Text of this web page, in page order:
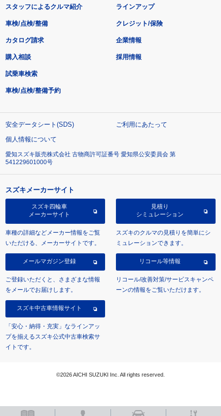
スタッフによるクルマ紹介 ラインアップ
車検/点検/整備 クレジット/保険
カタログ請求
購入相談
試乗車検索
車検/点検/整備予約
企業情報
採用情報
安全データシート(SDS)
ご利用にあたって
個人情報について
愛知スズキ販売株式会社 古物商許可証番号 愛知県公安委員会 第
541229601000号
スズキメーカーサイト
スズキ四輪車
メーカーサイト
車種の詳細などメーカー情報をご覧
いただける、メーカーサイトです。
見積り
シミュレーション
スズキのクルマの見積りを簡単にシ
ミュレーションできます。
メールマガジン登録
ご登録いただくと、さまざまな情報
をメールでお届けします。
リコール等情報
リコール/改善対策/サービスキャンペ
ーンの情報をご覧いただけます。
スズキ中古車情報サイト
「安心・納得・充実」なラインアッ
プを揃えるスズキ公式中古車検索サ
イトです。
©2026 AICHI SUZUKI Inc. All rights reserved.